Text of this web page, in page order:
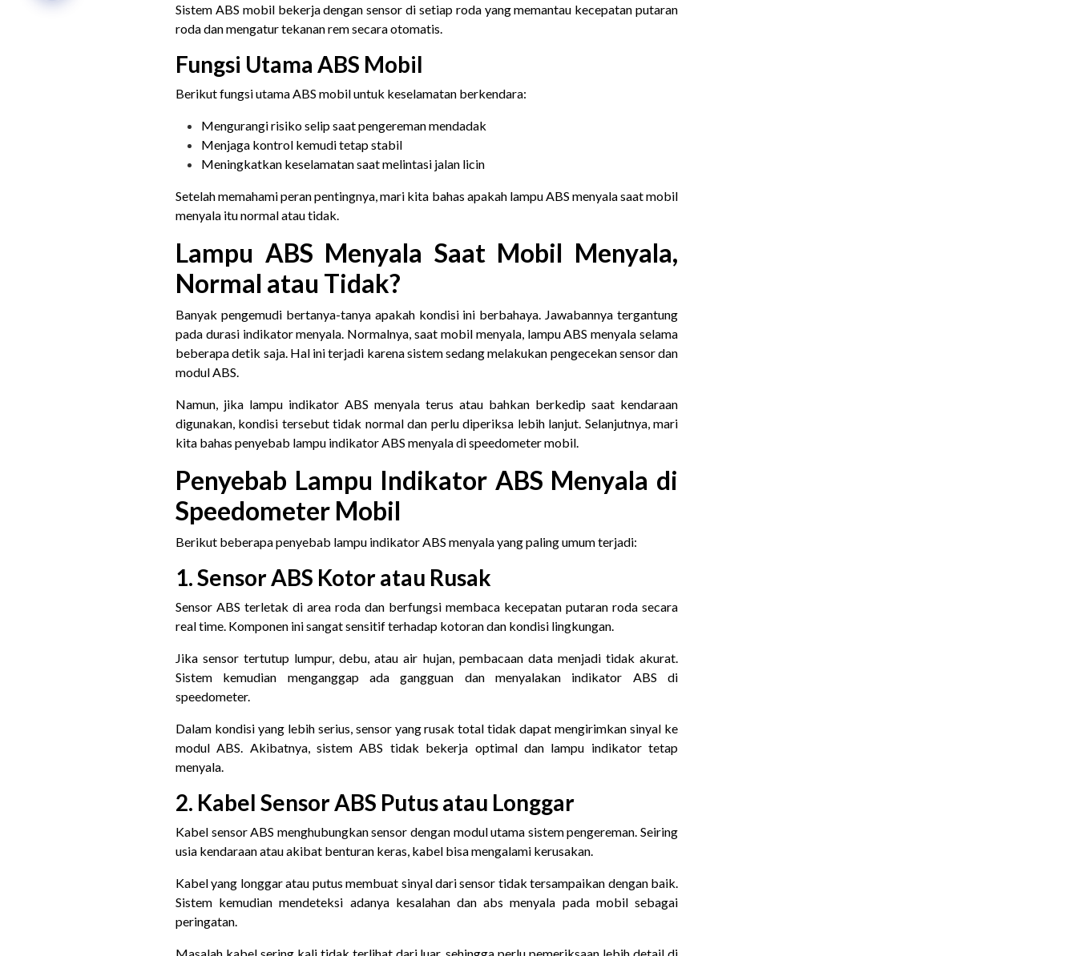
Sistem ABS mobil bekerja dengan sensor di setiap roda yang memantau kecepatan putaran
roda dan mengatur tekanan rem secara otomatis.
Fungsi Utama ABS Mobil
Berikut fungsi utama ABS mobil untuk keselamatan berkendara:
Mengurangi risiko selip saat pengereman mendadak
Menjaga kontrol kemudi tetap stabil
Meningkatkan keselamatan saat melintasi jalan licin
Setelah memahami peran pentingnya, mari kita bahas apakah lampu ABS menyala saat mobil
menyala itu normal atau tidak.
Lampu ABS Menyala Saat Mobil Menyala,
Normal atau Tidak?
Banyak pengemudi bertanya-tanya apakah kondisi ini berbahaya. Jawabannya tergantung
pada durasi indikator menyala. Normalnya, saat mobil menyala, lampu ABS menyala selama
beberapa detik saja. Hal ini terjadi karena sistem sedang melakukan pengecekan sensor dan
modul ABS.
Namun, jika lampu indikator ABS menyala terus atau bahkan berkedip saat kendaraan
digunakan, kondisi tersebut tidak normal dan perlu diperiksa lebih lanjut. Selanjutnya, mari
kita bahas penyebab lampu indikator ABS menyala di speedometer mobil.
Penyebab Lampu Indikator ABS Menyala di
Speedometer Mobil
Berikut beberapa penyebab lampu indikator ABS menyala yang paling umum terjadi:
1. Sensor ABS Kotor atau Rusak
Sensor ABS terletak di area roda dan berfungsi membaca kecepatan putaran roda secara
real time. Komponen ini sangat sensitif terhadap kotoran dan kondisi lingkungan.
Jika sensor tertutup lumpur, debu, atau air hujan, pembacaan data menjadi tidak akurat.
Sistem kemudian menganggap ada gangguan dan menyalakan indikator ABS di
speedometer.
Dalam kondisi yang lebih serius, sensor yang rusak total tidak dapat mengirimkan sinyal ke
modul ABS. Akibatnya, sistem ABS tidak bekerja optimal dan lampu indikator tetap
menyala.
2. Kabel Sensor ABS Putus atau Longgar
Kabel sensor ABS menghubungkan sensor dengan modul utama sistem pengereman. Seiring
usia kendaraan atau akibat benturan keras, kabel bisa mengalami kerusakan.
Kabel yang longgar atau putus membuat sinyal dari sensor tidak tersampaikan dengan baik.
Sistem kemudian mendeteksi adanya kesalahan dan abs menyala pada mobil sebagai
peringatan.